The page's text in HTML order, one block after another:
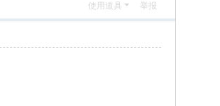
使用道具 举报